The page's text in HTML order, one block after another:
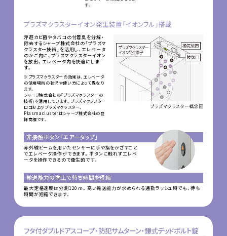
す。
プラズマクラスターイオン発生装置「イオンフル」搭載
浮遊カビ菌やタバコの付着臭を分解・
除去するシャープ株式会社の「プラズマ
クラスター技術」を活用し、エレベータ
のかご内に、プラズマクラスターイオン
を放出。エレベータ内を快適にしま
す。
※プラズマクラスターの効果は、エレベータ
の使用場所の状況や使い方によって異なり
ます。
シャープ株式会社の「プラズマクラスターの
技術」を活用しています。プラズマクラスター
ロゴおよびプラズマクラスター、
Plasmaclusterはシャープ株式会社の登
録商標です。
非接触ボタン「エアータップ」
赤外線ビームを用いたセンサーに手や指をかざすこと
でエレベータ操作ができます。ボタンに触れずエレベ
ータを操作できるので衛生的です。
輸送能力の向上で待ち時間を短縮
最大定格速度は分測120ｍ。高い輸送能力が求められる通勤ラッシュ時でも、待ち
時間が短縮できます。
フタ付ダブルドアスコープ・防犯サムターン・鎌式デッドボルト錠